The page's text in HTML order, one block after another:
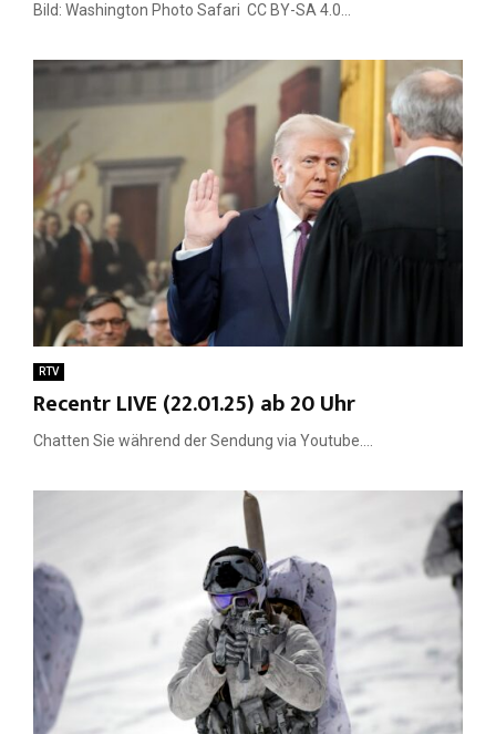
Bild: Washington Photo Safari CC BY-SA 4.0...
RTV
Recentr LIVE (22.01.25) ab 20 Uhr
Chatten Sie während der Sendung via Youtube....